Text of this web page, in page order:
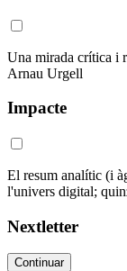
Una mirada crítica i
Arnau Urgell
Impacte
El resum analític (i
l'univers digital;
Nextletter
Continuar